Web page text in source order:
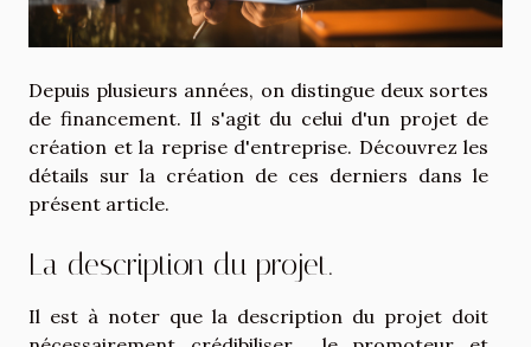
Depuis plusieurs années, on distingue deux sortes
de financement. Il s'agit du celui d'un projet de
création et la reprise d'entreprise. Découvrez les
détails sur la création de ces derniers dans le
présent article.
La description du projet.
Il est à noter que la description du projet doit